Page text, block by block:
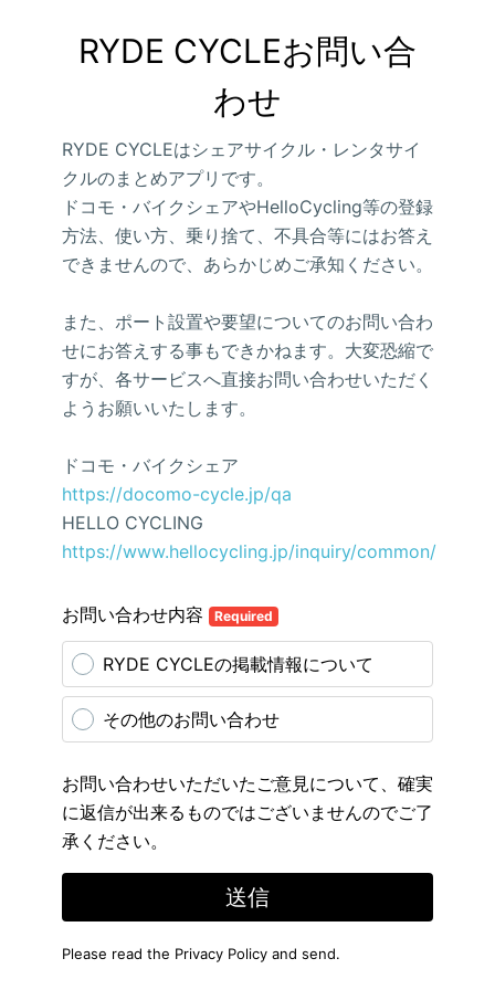
RYDE CYCLEお問い合
わせ
RYDE CYCLEはシェアサイクル・レンタサイ
クルのまとめアプリです。
ドコモ・バイクシェアやHelloCycling等の登録
方法、使い方、乗り捨て、不具合等にはお答え
できませんので、あらかじめご承知ください。
また、ポート設置や要望についてのお問い合わ
せにお答えする事もできかねます。大変恐縮で
すが、各サービスへ直接お問い合わせいただく
ようお願いいたします。
ドコモ・バイクシェア
https://docomo-cycle.jp/qa
HELLO CYCLING
https://www.hellocycling.jp/inquiry/common/
お問い合わせ内容 Required
RYDE CYCLEの掲載情報について
その他のお問い合わせ
お問い合わせいただいたご意見について、確実
に返信が出来るものではございませんのでご了
承ください。
送信
Please read the Privacy Policy and send.